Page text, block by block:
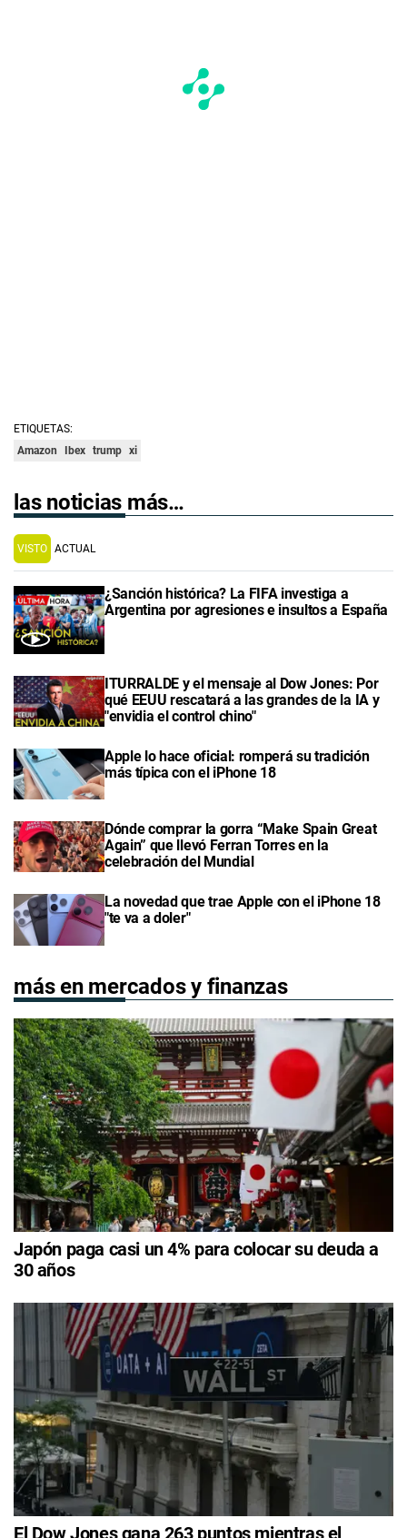
ETIQUETAS:
Amazon
Ibex trump xi
las noticias más…
VISTO ACTUAL
¿Sanción histórica? La FIFA investiga a
Argentina por agresiones e insultos a España
ITURRALDE y el mensaje al Dow Jones: Por
qué EEUU rescatará a las grandes de la IA y
"envidia el control chino"
Apple lo hace oficial: romperá su tradición
más típica con el iPhone 18
Dónde comprar la gorra “Make Spain Great
Again” que llevó Ferran Torres en la
celebración del Mundial
La novedad que trae Apple con el iPhone 18
"te va a doler"
más en mercados y finanzas
Japón paga casi un 4% para colocar su deuda a
30 años
El Dow Jones gana 263 puntos mientras el